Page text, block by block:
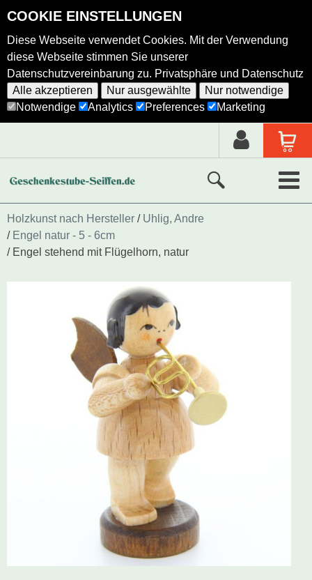
COOKIE EINSTELLUNGEN
Diese Webseite verwendet Cookies. Mit der Verwendung
diese Webseite stimmen Sie unserer
Datenschutzvereinbarung zu. Privatsphäre und Datenschutz
Alle akzeptieren
Nur ausgewählte
Nur notwendige
Notwendige
Analytics Preferences Marketing
Neue Produkte
Ausgewählte Produkte
Alle Produkte
Holzkunst nach Hersteller
Schwibbogen
Räucherfiguren
Holzkunst nach Hersteller
Uhlig, Andre
Engel natur - 5 - 6cm
Engel stehend mit Flügelhorn, natur